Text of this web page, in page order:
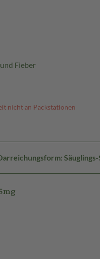
Fieber
nicht an Packstationen